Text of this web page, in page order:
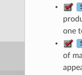
one
of